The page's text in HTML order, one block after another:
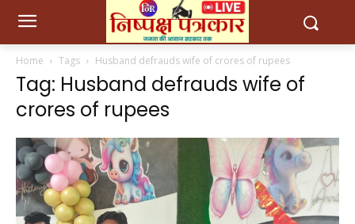
Home Tags Husband defrauds wife of crores of rupees
Tag: Husband defrauds wife of
crores of rupees